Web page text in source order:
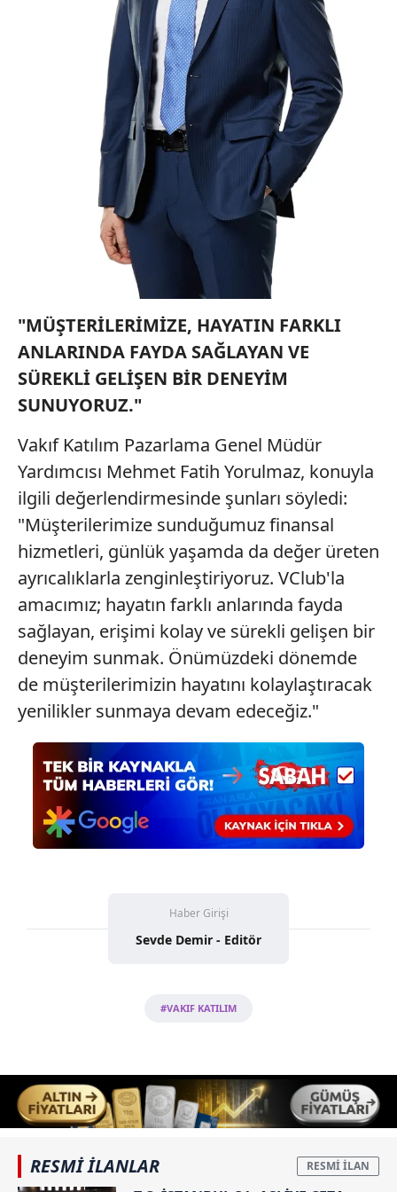
kılınması ve kişiselleştirilmesi ve sizlere yönelik
reklam/pazarlama faaliyetlerinin yapılması, amaçlarıyla
sınırlı olarak açık rızanız dahilinde kullanılacaktır.
Çerezlere ilişkin tercihlerinizi aşağıda yer alan panel
vasıtasıyla belirleyebilirsiniz. Çerezlere ilişkin detaylı bilgi
için Ayarlar butonuna tıklayabilir, Çerez Bilgilendirme
ziyaret edebilirsiniz.
6698 sayılı Kişisel Verilerin Korunması Kanunu uyarınca
hazırlanmış Aydınlatma Metnimizi okumak ve sitemizde
ilgili mevzuata uygun olarak kullanılan çerezlerle ilgili bilgi
almak için lütfentıklayınız
"MÜŞTERİLERİMİZE, HAYATIN FARKLI
ANLARINDA FAYDA SAĞLAYAN VE
SÜREKLİ GELİŞEN BİR DENEYİM
SUNUYORUZ."
Vakıf Katılım Pazarlama Genel Müdür
Yardımcısı Mehmet Fatih Yorulmaz, konuyla
ilgili değerlendirmesinde şunları söyledi:
"Müşterilerimize sunduğumuz finansal
hizmetleri, günlük yaşamda da değer üreten
ayrıcalıklarla zenginleştiriyoruz. VClub'la
amacımız; hayatın farklı anlarında fayda
sağlayan, erişimi kolay ve sürekli gelişen bir
deneyim sunmak. Önümüzdeki dönemde
de müşterilerimizin hayatını kolaylaştıracak
yenilikler sunmaya devam edeceğiz."
Haber Girişi
Sevde Demir - Editör
#VAKIF KATILIM
RESMİ İLANLAR